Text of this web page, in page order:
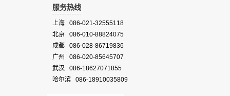
服务热线
上海 086-021-32555118
北京 086-010-88824075
成都 086-028-86719836
广州 086-020-85645707
武汉 086-18627071855
哈尔滨 086-18910035809